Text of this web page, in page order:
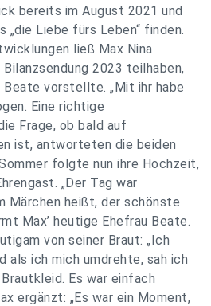
bereits im August 2021 und
Liebe fürs Leben“ finden.
ließ Max Nina
2023 teilhaben,
Beate vorstellte. „Mit ihr habe
Eine richtige
Frage, ob bald auf
ist, antworteten die beiden
folgte nun ihre Hochzeit,
„Der Tag war
Märchen heißt, der schönste
Max’ heutige Ehefrau Beate.
von seiner Braut: „Ich
als ich mich umdrehte, sah ich
Es war einfach
ergänzt: „Es war ein Moment,